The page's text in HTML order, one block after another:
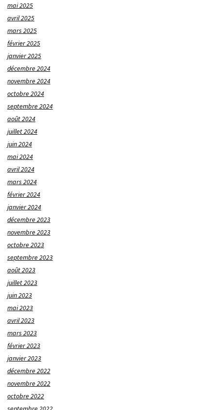
mai 2025
avril 2025
mars 2025
février 2025
janvier 2025
décembre 2024
novembre 2024
octobre 2024
septembre 2024
août 2024
juillet 2024
juin 2024
mai 2024
avril 2024
mars 2024
février 2024
janvier 2024
décembre 2023
novembre 2023
octobre 2023
septembre 2023
août 2023
juillet 2023
juin 2023
mai 2023
avril 2023
mars 2023
février 2023
janvier 2023
décembre 2022
novembre 2022
octobre 2022